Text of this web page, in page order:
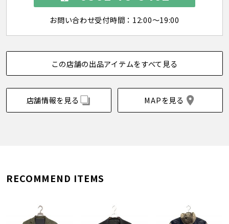
お問い合わせ受付時間：12:00～19:00
この店舗の出品アイテムをすべて見る
店舗情報を見る MAPを見る
RECOMMEND ITEMS